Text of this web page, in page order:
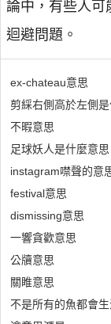
論中，有些人可
迴避問題。
ex-chateau意思
剪綵右側高於左側
不暇意思
足球妖人是什麼意思
instagram噤聲的意
festival意思
dismissing意思
一響貪歡意思
公牘意思
關睢意思
不是所有的魚都會